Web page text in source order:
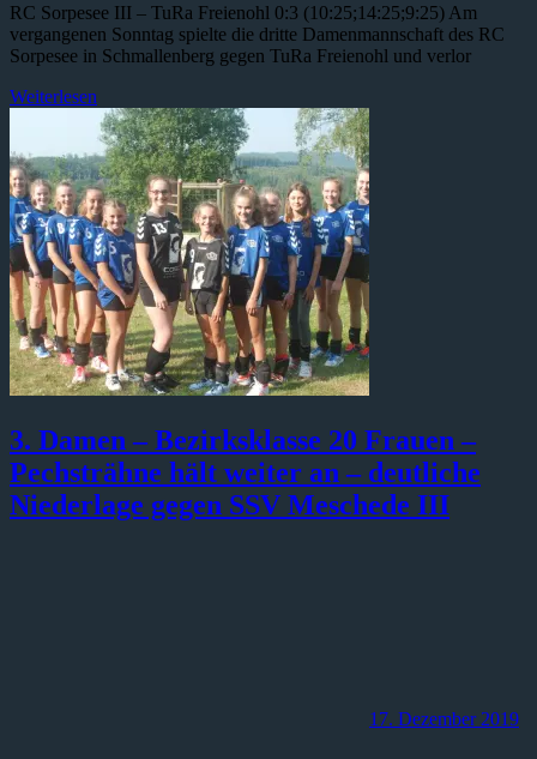
RC Sorpesee III – TuRa Freienohl 0:3 (10:25;14:25;9:25) Am
vergangenen Sonntag spielte die dritte Damenmannschaft des RC
Sorpesee in Schmallenberg gegen TuRa Freienohl und verlor
Weiterlesen
3. Damen – Bezirksklasse 20 Frauen –
Pechsträhne hält weiter an – deutliche
Niederlage gegen SSV Meschede III
17. Dezember 2019